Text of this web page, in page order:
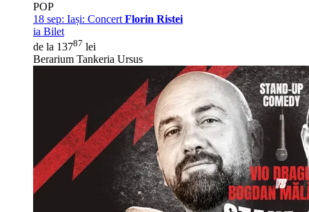
POP
18 sep: Iași: Concert Florin Ristei
ia Bilet
de la 13787 lei
Berarium Tankeria Ursus